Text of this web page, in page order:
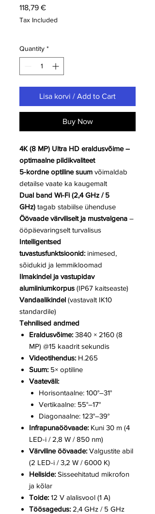
118,79 €Price
Tax Included
Quantity *
Lisa korvi / Add to Cart
Buy Now
4K (8 MP) Ultra HD eraldusvõime –
optimaalne pildikvaliteet
5-kordne optiline suum võimaldab
detailse vaate ka kaugemalt
Dual band Wi-Fi (2,4 GHz / 5
GHz) tagab stabiilse ühenduse
Öövaade värviliselt ja mustvalgena –
ööpäevaringselt turvalisus
Intelligentsed
tuvastusfunktsioonid: inimesed,
sõidukid ja lemmikloomad
Ilmakindel ja vastupidav
alumiiniumkorpus (IP67 kaitseaste)
Vandaalikindel (vastavalt IK10
standardile)
Tehnilised andmed
Eraldusvõime: 3840 × 2160 (8
MP) @15 kaadrit sekundis
Videotihendus: H.265
Suum: 5× optiline
Vaateväli:
Horisontaalne: 100°–31°
Vertikaalne: 55°–17°
Diagonaalne: 123°–39°
Infrapunaöövaade: Kuni 30 m (4
LED-i / 2,8 W / 850 nm)
Värviline öövaade: Valgustite abil
(2 LED-i / 3,2 W / 6000 K)
Heliside: Sisseehitatud mikrofon
ja kõlar
Toide: 12 V alalisvool (1 A)
Töösagedus: 2,4 GHz / 5 GHz